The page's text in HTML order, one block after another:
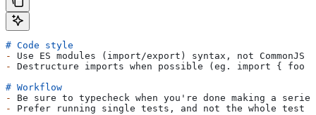
# Code style
-
Use ES modules (import/export) syntax, not CommonJS
-
Destructure imports when possible (eg. import {
# Workflow
-
Be sure to typecheck when you're done making a
-
Prefer running single tests, and not the whole test